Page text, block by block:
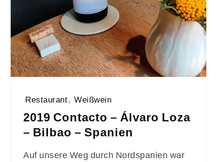
Restaurant, Weißwein
2019 Contacto – Álvaro Loza
– Bilbao – Spanien
Auf unsere Weg durch Nordspanien war